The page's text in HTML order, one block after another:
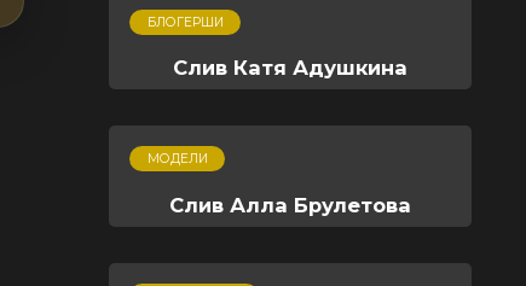
БЛОГЕРШИ
Слив Катя Адушкина
МОДЕЛИ
Слив Алла Брулетова